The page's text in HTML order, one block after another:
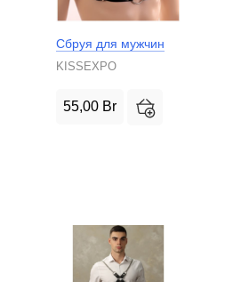
Сбруя для мужчин
KISSEXPO
55,00 Br